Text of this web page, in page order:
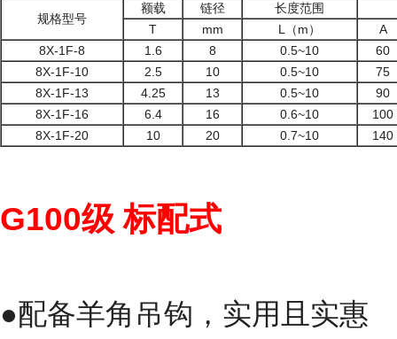
规格型号
额载 链径
长度范围
T
mm L（m）
A
8X-1F-8
1.6 8 0.5~10
60
8X-1F-10
2.5 10 0.5~10
75
8X-1F-13
4.25 13 0.5~10
90
8X-1F-16
6.4 16 0.6~10
100
8X-1F-20
10 20 0.7~10 140
G100级 标配式
●配备羊角吊钩，实用且实惠